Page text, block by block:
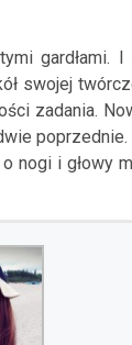
gardłami. I
swojej
zadania.
i głowy